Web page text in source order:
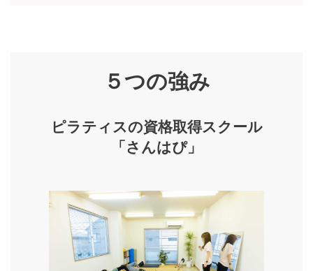
５つの強み
ピラティスの資格取得スクール
「さんはぴ」